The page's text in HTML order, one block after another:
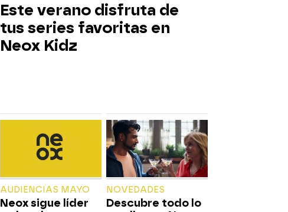
Este verano disfruta de
tus series favoritas en
Neox Kidz
AUDIENCIAS MAYO
Neox sigue líder
NOVEDADES
Descubre todo lo